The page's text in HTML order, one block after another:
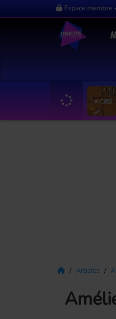
Espace membre
Artistes